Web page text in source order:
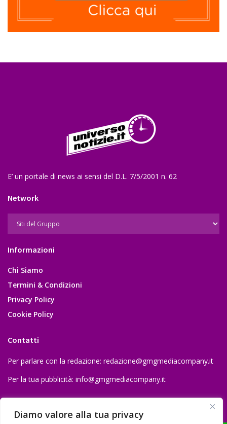
Diamo valore alla tua privacy
E’ un portale di news ai sensi del D.L. 7/5/2001 n. 62
Network
Informazioni
Chi Siamo
Termini & Condizioni
Privacy Policy
Cookie Policy
Contatti
Per parlare con la redazione: redazione@gmgmediacompany.it
Per la tua pubblicità: info@gmgmediacompany.it